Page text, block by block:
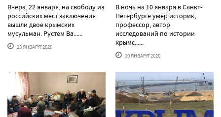
Вчера, 22 января, на свободу из
российских мест заключения
вышли двое крымских
мусульман. Рустем Ва......
23 ЯНВАРЯ'2020
В ночь на 10 января в Санкт-
Петербурге умер историк,
профессор, автор
исследований по истории
крымс......
10 ЯНВАРЯ'2020